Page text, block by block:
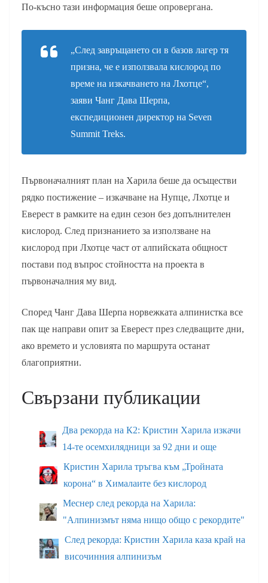
По-късно тази информация беше опровергана.
„След завръщането си в базов лагер тя
призна, че е използвала кислород по
време на изкачването на Лхотце“,
заяви Чанг Дава Шерпа,
експедиционен директор на Seven
Summit Treks.
Първоначалният план на Харила беше да осъществи
рядко постижение – изкачване на Нупце, Лхотце и
Еверест в рамките на един сезон без допълнителен
кислород. След признанието за използване на
кислород при Лхотце част от алпийската общност
постави под въпрос стойността на проекта в
първоначалния му вид.
Според Чанг Дава Шерпа норвежката алпинистка все
пак ще направи опит за Еверест през следващите дни,
ако времето и условията по маршрута останат
благоприятни.
Свързани публикации
Два рекорда на К2: Кристин Харила изкачи
14-те осемхилядници за 92 дни и още
Кристин Харила тръгва към „Тройната
корона“ в Хималаите без кислород
Меснер след рекорда на Харила:
"Алпинизмът няма нищо общо с рекордите"
След рекорда: Кристин Харила каза край на
височинния алпинизъм